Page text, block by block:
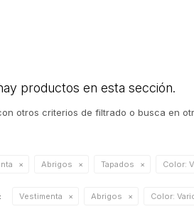
productos en esta sección.
otros criterios de filtrado o busca en
Abrigos Tapados Color:
Vestimenta Abrigos Color: